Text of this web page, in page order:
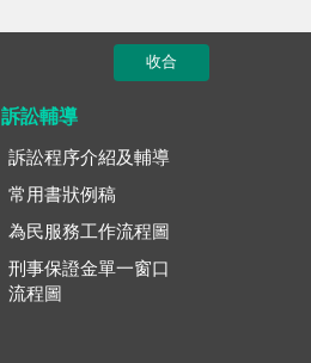
收合
訴訟輔導
訴訟程序介紹及輔導
常用書狀例稿
為民服務工作流程圖
刑事保證金單一窗口
流程圖